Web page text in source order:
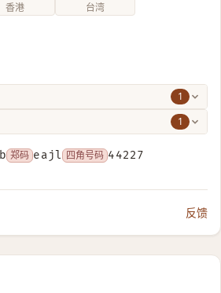
香港 台湾
1
1
郑码 eajl 四角号码 44227
反馈